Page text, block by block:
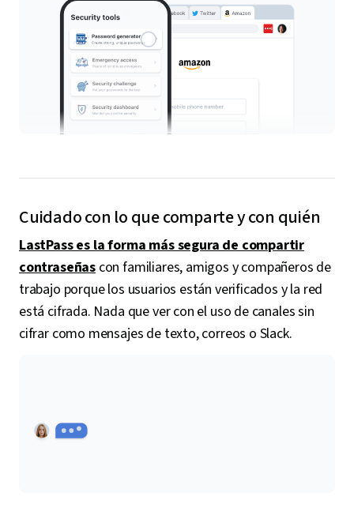
Cuidado con lo que comparte y con quién
LastPass es la forma más segura de compartir
contraseñas con familiares, amigos y compañeros de
trabajo porque los usuarios están verificados y la red
está cifrada. Nada que ver con el uso de canales sin
cifrar como mensajes de texto, correos o Slack.